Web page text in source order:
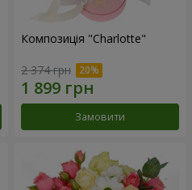
Композиція "Charlotte"
2 374 грн
Замовити